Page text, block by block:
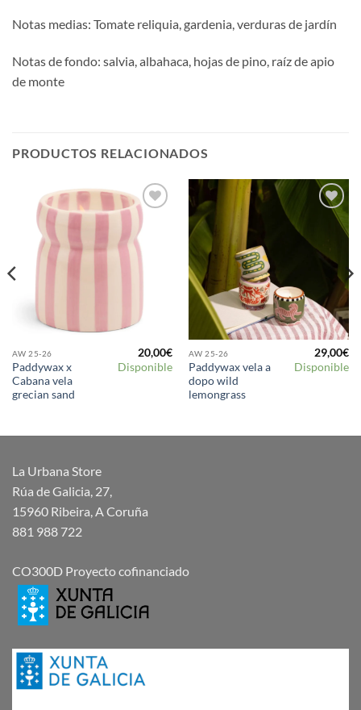
Notas medias: Tomate reliquia, gardenia, verduras de jardín
Notas de fondo: salvia, albahaca, hojas de pino, raíz de apio
de monte
PRODUCTOS RELACIONADOS
lista de
deseos
AW 25-26
Paddywax x
Cabana vela
grecian sand
20,00€
Disponible
Añadir
deseos
AW 25-26
Paddywax vela a
dopo wild
lemongrass
29,00€
Disponible
La Urbana Store
Rúa de Galicia, 27,
15960 Ribeira, A Coruña
881 988 722
CO300D Proyecto cofinanciado